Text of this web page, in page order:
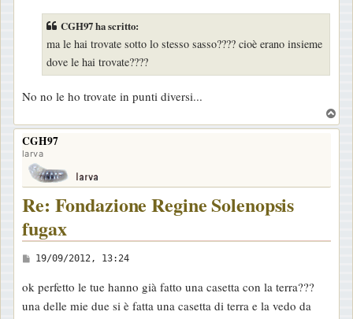
g
o
CGH97 ha scritto:
ma le hai trovate sotto lo stesso sasso???? cioè erano insieme
dove le hai trovate????
No no le ho trovate in punti diversi...
o
CGH97
larva
Re: Fondazione Regine Solenopsis
fugax
M
s
s
19/09/2012, 13:24
ok perfetto le tue hanno già fatto una casetta con la terra???
una delle mie due si è fatta una casetta di terra e la vedo da